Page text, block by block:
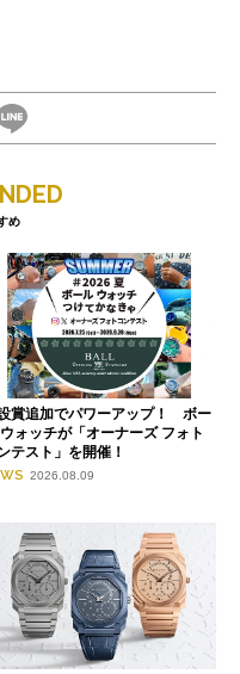
め
賞追加でパワーアップ！ ボー
ォッチが「オーナーズ フォト
テスト」を開催！
2026.08.09